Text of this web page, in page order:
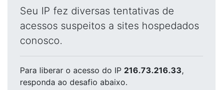
Seu IP fez diversas tentativas de
acessos suspeitos a sites hospedados
conosco.
Para liberar o acesso do IP 216.73.216.33,
responda ao desafio abaixo.